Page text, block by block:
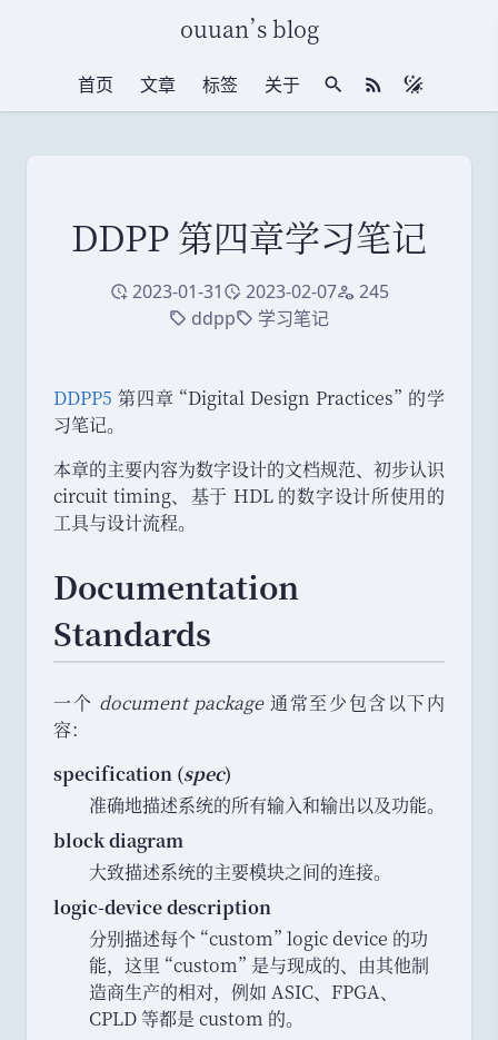
ouuan’s blog
首页 文章 标签 关于 站内搜索RSS 订阅
DDPP 第四章学习笔记
创建于
2023-01-31 修改于
2023-02-07访问量
245
标签ddpp标签学习笔记
DDPP5 第四章 “Digital Design Practices” 的学
习笔记。
本章的主要内容为数字设计的文档规范、 初步认识
circuit timing、
基于 HDL 的数字设计所使用的
工具与设计流程。
Documentation
Standards
一个 document package通常至少包含以下内
容：
specification (spec)
准确地描述系统的所有输入和输出以及功能。
block diagram
大致描述系统的主要模块之间的连接。
logic-device description
分别描述每个 “custom” logic device 的功
能， 这里 “custom” 是与现成的、
由其他制
造商生产的相对， 例如 ASIC、 FPGA、
CPLD 等都是 custom 的。